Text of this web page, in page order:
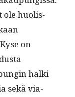
ole huolis­
on
hal­ki
sekä via­